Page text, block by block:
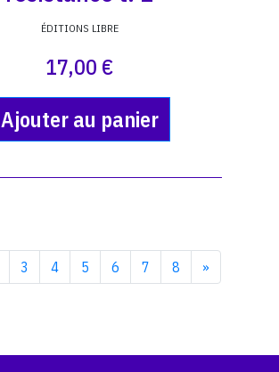
ÉDITIONS LIBRE
17,00 €
Ajouter au panier
3 4 5 6 7 8 »